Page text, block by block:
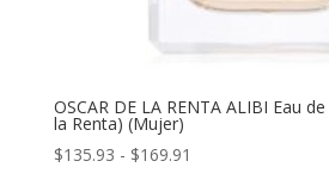
OSCAR DE LA RENTA ALIBI Eau
la Renta) (Mujer)
$135.93 - $169.91